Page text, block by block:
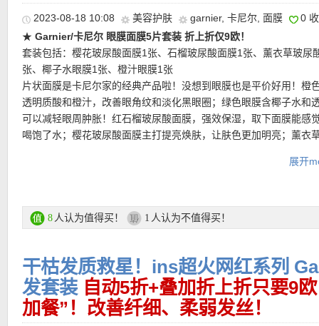
2023-08-18 10:08 美容护肤 garnier, 卡尼尔 面膜
0
★ Garnier/卡尼尔 眼膜面膜5片套装 折上折仅9欧！
套装包括：樱花玻尿酸面膜1张、石榴玻尿酸面膜1张、薰衣草玻尿
张、椰子水眼膜1张、橙汁眼膜1张
片状面膜是卡尼尔家的经典产品啦！没想到眼膜也是平价好用！橙
透明质酸和橙汁，改善眼角纹和淡化黑眼圈；绿色眼膜含椰子水和
可以减轻眼周肿胀！红石榴玻尿酸面膜，强效保湿，取下面膜能感
喝饱了水；樱花玻尿酸面膜主打提亮焕肤，让肤色更加明亮；薰衣
更多Garnier产品 购买链接在此
★ 可用折上折优惠码：BUNDLE，亲测有效！
展开
8 人认为值得买！ 1 人认为不值得买！
干枯发质救星！ins超火网红系列
发套装 自动5折+叠加折上折只要9
加餐”！改善纤细、柔弱发丝！